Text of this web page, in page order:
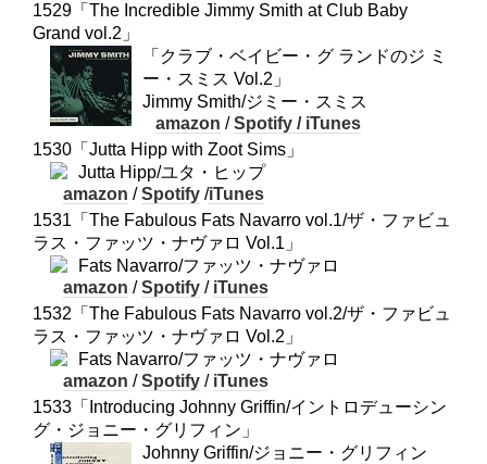
1529「The Incredible Jimmy Smith at Club Baby
Grand vol.2」
「クラブ・ベイビー・グ ランドのジ ミ
ー・スミス Vol.2」
Jimmy Smith/ジミー・スミス
amazon /Spotify / iTunes
1530「Jutta Hipp with Zoot Sims」
Jutta Hipp/ユタ・ヒップ
amazon /Spotify /iTunes
1531「The Fabulous Fats Navarro vol.1/ザ・ファビュ
ラス・ファッツ・ナヴァロ Vol.1」
Fats Navarro/ファッツ・ナヴァロ
amazon /Spotify / iTunes
1532「The Fabulous Fats Navarro vol.2/ザ・ファビュ
ラス・ファッツ・ナヴァロ Vol.2」
Fats Navarro/ファッツ・ナヴァロ
amazon /Spotify / iTunes
1533「Introducing Johnny Griffin/イントロデューシン
グ・ジョニー・グリフィン」
Johnny Griffin/ジョニー・グリフィン